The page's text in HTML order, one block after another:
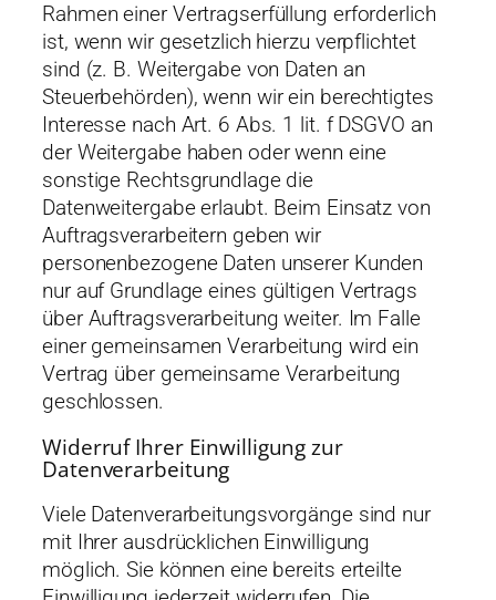
Rahmen einer Vertragserfüllung erforderlich
ist, wenn wir gesetzlich hierzu verpflichtet
sind (z. B. Weitergabe von Daten an
Steuerbehörden), wenn wir ein berechtigtes
Interesse nach Art. 6 Abs. 1 lit. f DSGVO an
der Weitergabe haben oder wenn eine
sonstige Rechtsgrundlage die
Datenweitergabe erlaubt. Beim Einsatz von
Auftragsverarbeitern geben wir
personenbezogene Daten unserer Kunden
nur auf Grundlage eines gültigen Vertrags
über Auftragsverarbeitung weiter. Im Falle
einer gemeinsamen Verarbeitung wird ein
Vertrag über gemeinsame Verarbeitung
geschlossen.
Widerruf Ihrer Einwilligung zur
Datenverarbeitung
Viele Datenverarbeitungsvorgänge sind nur
mit Ihrer ausdrücklichen Einwilligung
möglich. Sie können eine bereits erteilte